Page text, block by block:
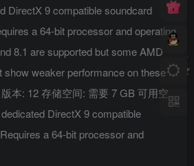
DirectX 9 compatible soundcard
a 64-bit processor and operating
8.1 are supported but some AMD
weaker performance on these
本: 12 存储空间: 需要 7 GB 可用空
DirectX 9 compatible
a 64-bit processor and